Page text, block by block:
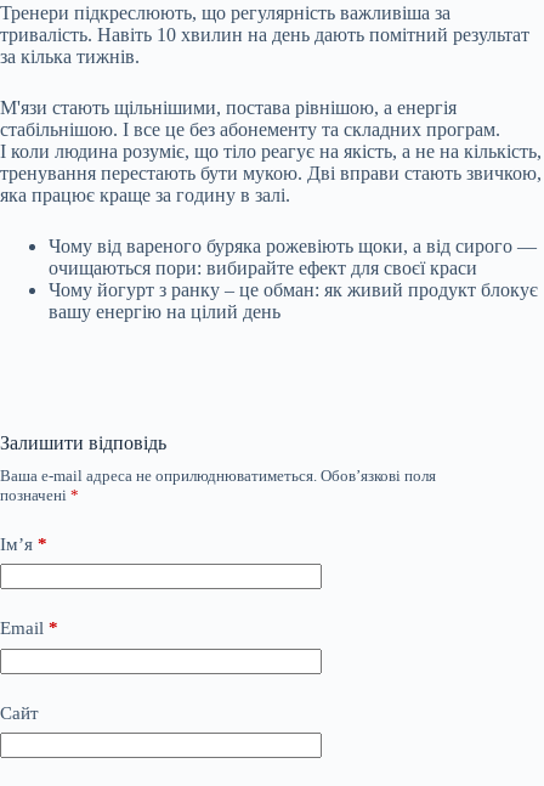
Тренери підкреслюють, що регулярність важливіша за
тривалість. Навіть 10 хвилин на день дають помітний результат
за кілька тижнів.
М'язи стають щільнішими, постава рівнішою, а енергія
стабільнішою. І все це без абонементу та складних програм.
І коли людина розуміє, що тіло реагує на якість, а не на кількість,
тренування перестають бути мукою. Дві вправи стають звичкою,
яка працює краще за годину в залі.
Чому від вареного буряка рожевіють щоки, а від сирого —
очищаються пори: вибирайте ефект для своєї краси
Чому йогурт з ранку – це обман: як живий продукт блокує
вашу енергію на цілий день
Залишити відповідь
Ваша e-mail адреса не оприлюднюватиметься. Обов’язкові поля
позначені *
Ім’я *
Email *
Сайт